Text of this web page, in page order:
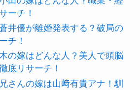
ーチ！
井優が離婚発表する？破局の
チ！
の嫁はどんな人？美人で頭脳
底リサーチ！
さんの嫁は山﨑有貴アナ！馴